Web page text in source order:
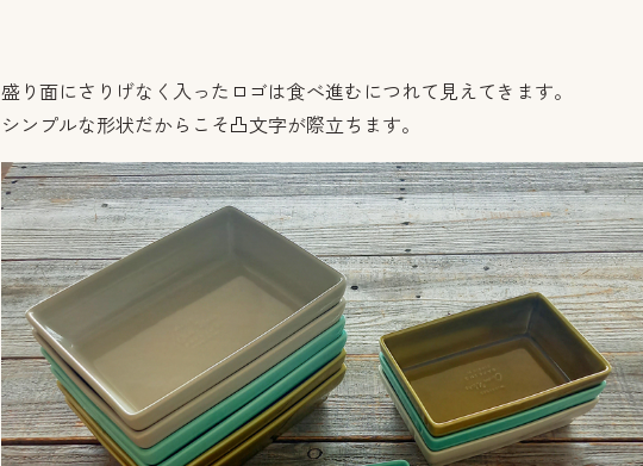
盛り面にさりげなく入ったロゴは食べ進むにつれて見えてきます。
シンプルな形状だからこそ凸文字が際立ちます。